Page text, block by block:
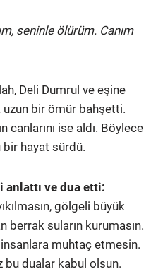
seninle ölürüm. Canım
Deli Dumrul ve eşine
bir ömür bahşetti.
canlarını ise aldı. Böylece
hayat sürdü.
anlattı ve dua etti:
gölgeli büyük
berrak suların kurumasın.
muhtaç etmesin.
dualar kabul olsun.